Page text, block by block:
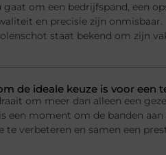
om een bedrijfspand, een
en precisie zijn onmisbaar.
staat bekend om zijn
de ideale keuze is voor een
om meer dan alleen een
een moment om de banden aan
verbeteren en samen een